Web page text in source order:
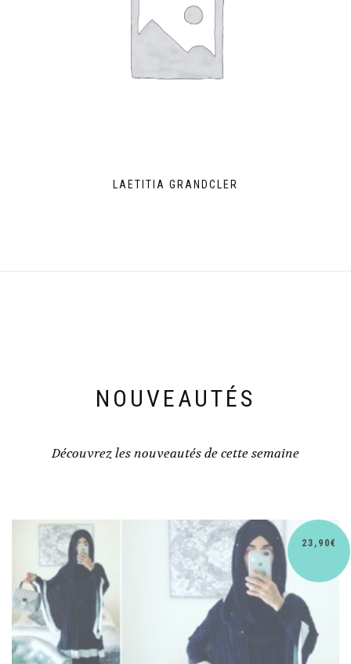
LAETITIA GRANDCLER
NOUVEAUTÉS
Découvrez les nouveautés de cette semaine
23,90 €